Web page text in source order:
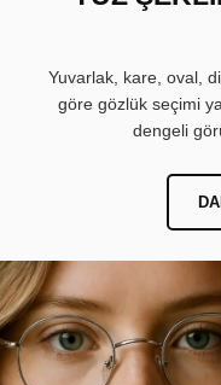
Yuvarlak, kare, oval,
göre gözlük seçimi
dengeli